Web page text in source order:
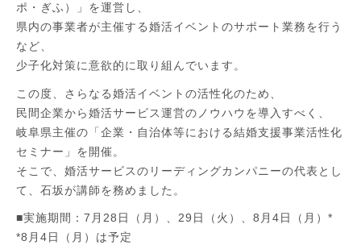
ポ・ぎふ）」を運営し、
県内の事業者が主催する婚活イベントのサポート業務を行う
など、
少子化対策に意欲的に取り組んでいます。
この度、さらなる婚活イベントの活性化のため、
民間企業から婚活サービス運営のノウハウを導入すべく、
岐阜県主催の「企業・自治体等における結婚支援事業活性化
セミナー」を開催。
そこで、婚活サービスのリーディングカンパニーの代表とし
て、石坂が講師を務めました。
■実施期間：7月28日（月）、29日（火）、8月4日（月）*
*8月4日（月）は予定